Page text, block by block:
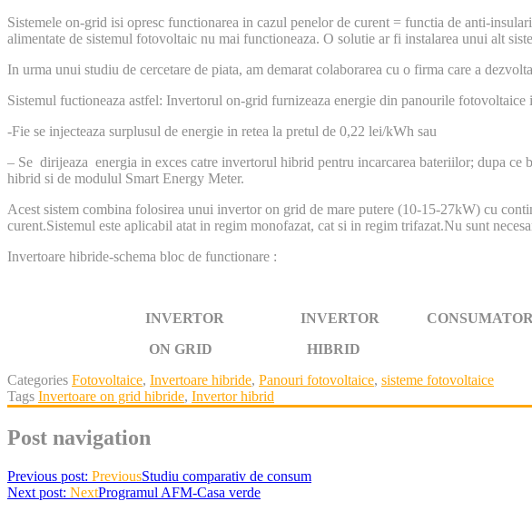
Sistemele on-grid isi opresc functionarea in cazul penelor de curent = functia de anti-
alimentate de sistemul fotovoltaic nu mai functioneaza. O solutie ar fi instalarea unui alt
In urma unui studiu de cercetare de piata, am demarat colaborarea cu o firma care a
Sistemul fuctioneaza astfel: Invertorul on-grid furnizeaza energie din panourile
-Fie se injecteaza surplusul de energie in retea la pretul de 0,22 lei/kWh sau
– Se dirijeaza energia in exces catre invertorul hibrid pentru incarcarea bateriilor; dupa
hibrid si de modulul Smart Energy Meter.
Acest sistem combina folosirea unui invertor on grid de mare putere (10-15-27kW) cu
curent.Sistemul este aplicabil atat in regim monofazat, cat si in regim trifazat.Nu sunt
Invertoare hibride-schema bloc de functionare :
INVERTOR INVERTOR CONSUMATORI
ON GRID HIBRID
Categories Fotovoltaice, Invertoare hibride, Panouri fotovoltaice, sisteme fotovoltaice
Tags Invertoare on grid hibride, Invertor hibrid
Post navigation
Previous post: PreviousStudiu comparativ de consum
Next post: NextProgramul AFM-Casa verde